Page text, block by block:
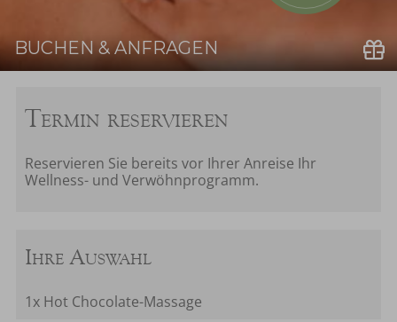
BUCHEN & ANFRAGEN Buchen
Termin reservieren
Reservieren Sie bereits vor Ihrer Anreise Ihr
Wellness- und Verwöhnprogramm.
Ihre Auswahl
1x Hot Chocolate-Massage